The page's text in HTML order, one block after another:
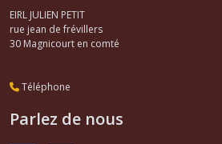
EIRL JULIEN PETIT
rue jean de frévillers
30 Magnicourt en comté
Téléphone
Parlez de nous